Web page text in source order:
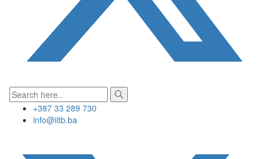
+387 33 289 730
info@iitb.ba